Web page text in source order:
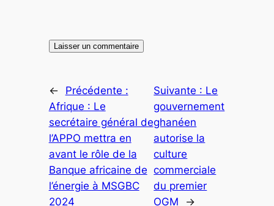
←
Précédente :
Afrique : Le
secrétaire général de
l’APPO mettra en
avant le rôle de la
Banque africaine de
l’énergie à MSGBC
2024
Suivante : Le
gouvernement
ghanéen
autorise la
culture
commerciale
du premier
OGM
→